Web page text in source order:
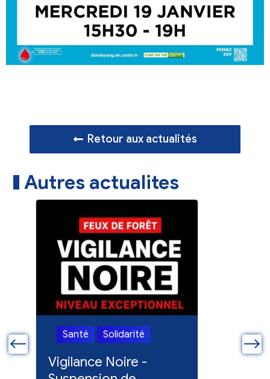
Retour aux actualités
Autres actualites
Santé Solidarité
Vigilance Noire -
Santé
Feux